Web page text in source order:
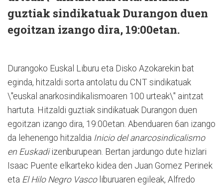
guztiak sindikatuak Durangon duen
egoitzan izango dira, 19:00etan.
Durangoko Euskal Liburu eta Disko Azokarekin bat
eginda, hitzaldi sorta antolatu du CNT sindikatuak
\"euskal anarkosindikalismoaren 100 urteak\" aintzat
hartuta. Hitzaldi guztiak sindikatuak Durangon duen
egoitzan izango dira, 19:00etan. Abenduaren 6an izango
da lehenengo hitzaldia Inicio del anarcosindicalismo
en Euskadiizenburupean. Bertan jardungo dute hizlari
Isaac Puente elkarteko kidea den Juan Gomez Perinek
eta El Hilo Negro Vasco liburuaren egileak, Alfredo